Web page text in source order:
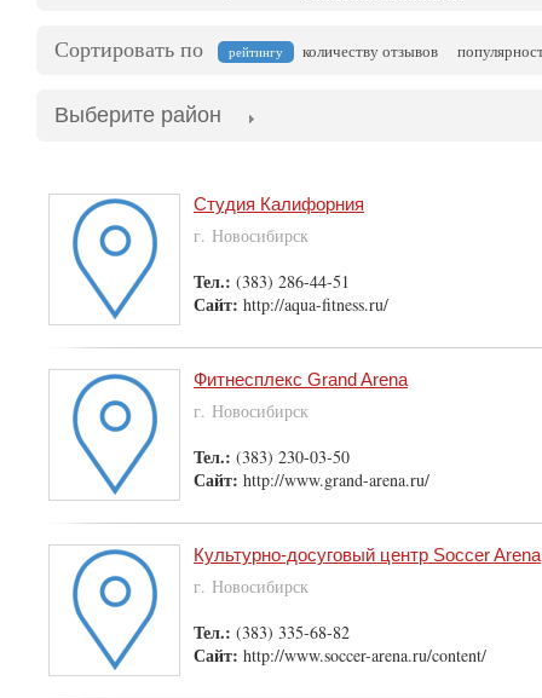
Сортировать по рейтингу количеству отзывов
Выберите район
Студия Калифорния
г. Новосибирск
Тел.: (383) 286-44-51
Сайт: http://aqua-fitness.ru/
Фитнесплекс Grand Arena
г. Новосибирск
Тел.: (383) 230-03-50
Сайт: http://www.grand-arena.ru/
Культурно-досуговый центр Soccer Arena
г. Новосибирск
Тел.: (383) 335-68-82
Сайт: http://www.soccer-arena.ru/content/